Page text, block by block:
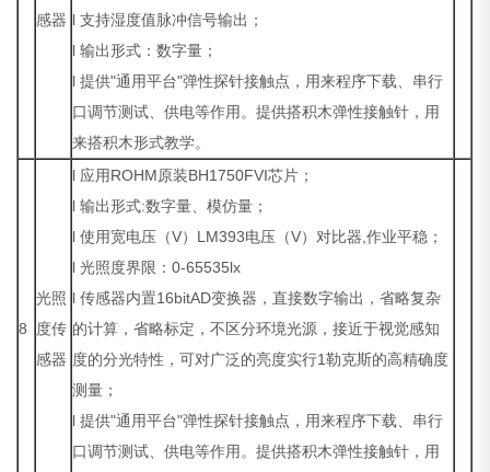
感器 l 支持湿度值脉冲信号输出；
l 输出形式：数字量；
l 提供"通用平台"弹性探针接触点，用来程序下载、串行
口调节测试、供电等作用。提供搭积木弹性接触针，用
来搭积木形式教学。
8
光照
度传
感器
l 应用ROHM原装BH1750FVI芯片；
l 输出形式:数字量、模仿量；
l 使用宽电压（V）LM393电压（V）对比器,作业平稳；
l 光照度界限：0-65535lx
l 传感器内置16bitAD变换器，直接数字输出，省略复杂
的计算，省略标定，不区分环境光源，接近于视觉感知
度的分光特性，可对广泛的亮度实行1勒克斯的高精确度
测量；
l 提供"通用平台"弹性探针接触点，用来程序下载、串行
口调节测试、供电等作用。提供搭积木弹性接触针，用